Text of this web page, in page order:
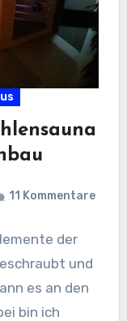
11 Kommentare
der
und
es an den
bin ich